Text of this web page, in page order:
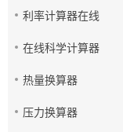
利率计算器在线
在线科学计算器
热量换算器
压力换算器